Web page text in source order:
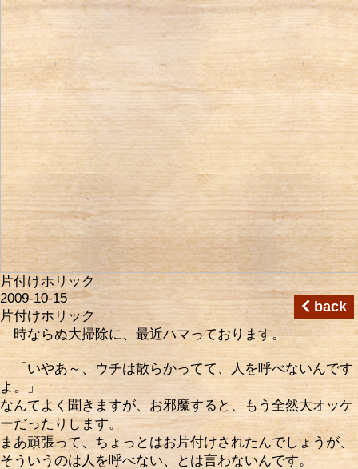
片付けホリック
2009-10-15
片付けホリック
back
時ならぬ大掃除に、最近ハマっております。
「いやあ～、ウチは散らかってて、人を呼べないんです
よ。」
なんてよく聞きますが、お邪魔すると、もう全然大オッケ
ーだったりします。
まあ頑張って、ちょっとはお片付けされたんでしょうが、
そういうのは人を呼べない、とは言わないんです。